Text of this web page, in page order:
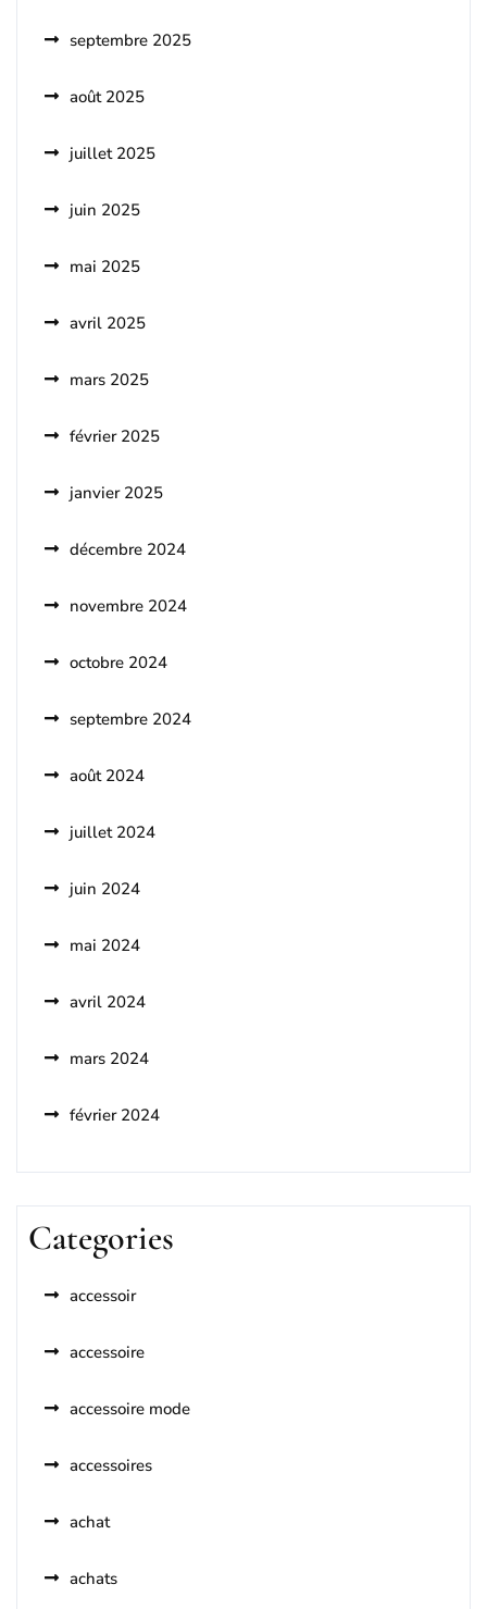
septembre 2025
août 2025
juillet 2025
juin 2025
mai 2025
avril 2025
mars 2025
février 2025
janvier 2025
décembre 2024
novembre 2024
octobre 2024
septembre 2024
août 2024
juillet 2024
juin 2024
mai 2024
avril 2024
mars 2024
février 2024
Categories
accessoir
accessoire
accessoire mode
accessoires
achat
achats